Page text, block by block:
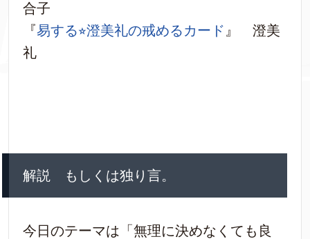
合子
『易する⭐︎澄美礼の戒めるカード 』 澄美
礼
解説 もしくは独り言。
今日のテーマは「無理に決めなくても良